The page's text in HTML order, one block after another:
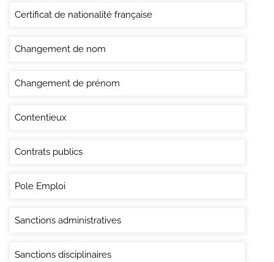
Certificat de nationalité française
Changement de nom
Changement de prénom
Contentieux
Contrats publics
Pole Emploi
Sanctions administratives
Sanctions disciplinaires